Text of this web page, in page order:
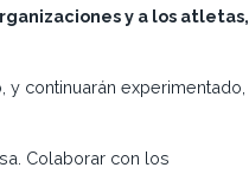
y a los atletas,
continuarán experimentado,
Colaborar con los